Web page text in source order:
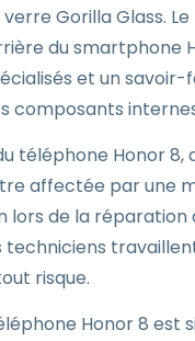
Gorilla Glass.
du smartphone
et un
composants
téléphone Honor 8,
affectée par une
lors de la réparation
techniciens
risque.
Honor 8 est